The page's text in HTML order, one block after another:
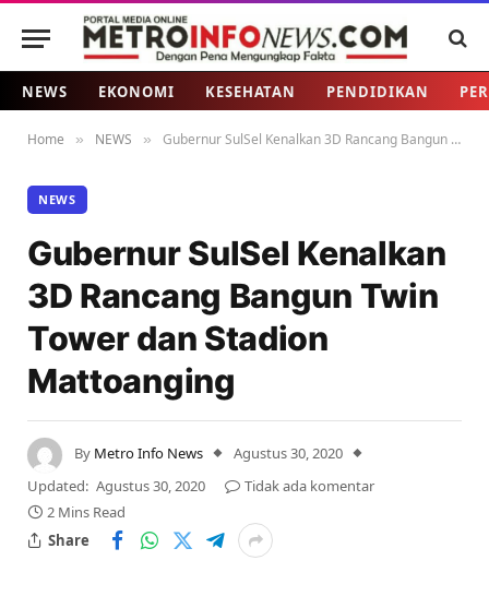
NEWS EKONOMI KESEHATAN PENDIDIKAN
Home » NEWS » Gubernur SulSel Kenalkan 3D Rancang Bangun Twin Tower dan Stadion Mattoanging
NEWS
Gubernur SulSel Kenalkan
3D Rancang Bangun Twin
Tower dan Stadion
Mattoanging
By Metro Info News
Agustus 30, 2020
Updated: Agustus 30, 2020
Tidak ada komentar
2 Mins Read
Share